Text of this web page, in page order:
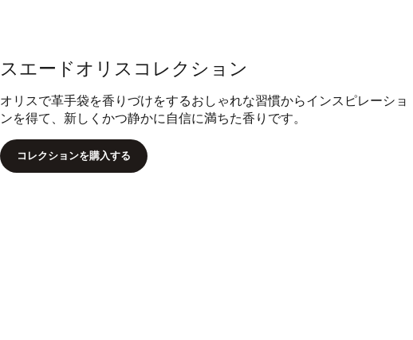
スエードオリスコレクション
オリスで革手袋を香りづけをするおしゃれな習慣からインスピレーショ
ンを得て、新しくかつ静かに自信に満ちた香りです。
コレクションを購入する